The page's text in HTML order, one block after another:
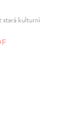
stará kulturní